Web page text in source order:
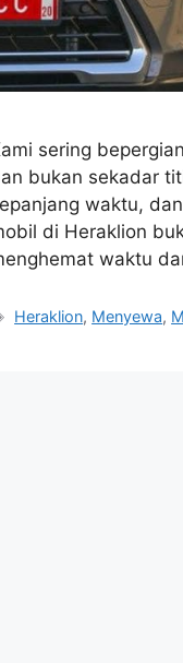
sering
bukan sekadar
waktu,
di Heraklion
waktu
Tags
Heraklion, Menyewa,